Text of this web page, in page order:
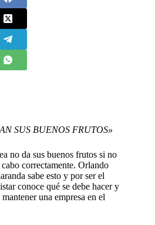
SUS BUENOS FRUTOS»
no da sus buenos frutos si no
cabo correctamente. Orlando
sabe esto y por ser el
conoce qué se debe hacer y
una empresa en el